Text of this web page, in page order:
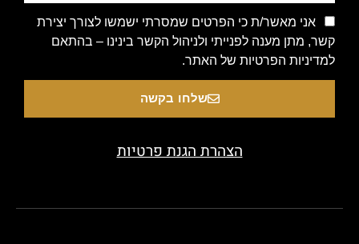
אני מאשר/ת כי הפרטים שמסרתי ישמשו לצורך יצירת
קשר, מתן מענה לפנייתי ולניהול הקשר בינינו – בהתאם
למדיניות הפרטיות של האתר.
שלחו בקשה
הצהרת הגנת פרטיות